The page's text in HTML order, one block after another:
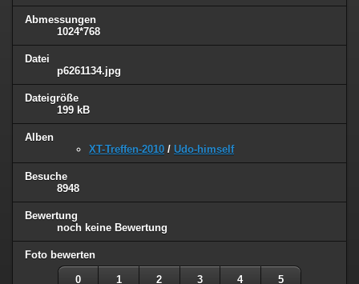
Abmessungen
1024*768
Datei
p6261134.jpg
Dateigröße
199 kB
Alben
XT-Treffen-2010 / Udo-himself
Besuche
8948
Bewertung
noch keine Bewertung
Foto bewerten
0 1 2 3 4 5